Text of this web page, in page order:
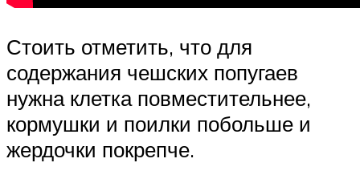
Стоить отметить, что для
содержания чешских попугаев
нужна клетка повместительнее,
кормушки и поилки побольше и
жердочки покрепче.